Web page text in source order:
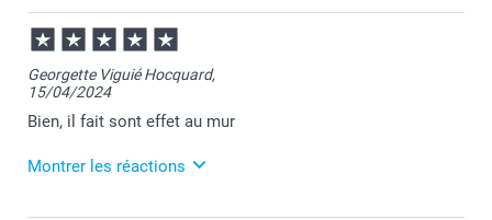
05/02/2025
10:32
Merci pour votre retour positif Jacques.
C'est un plaisir d'apprendre votre satisfaction.
Passez une belle journée.
Cordialement,
Georgette Viguié Hocquard,
15/04/2024
Bien, il fait sont effet au mur
Montrer les réactions